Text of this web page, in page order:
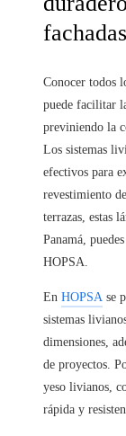
Conocer todos
puede facilitar
previniendo la
Los sistemas
efectivos para
revestimiento
terrazas, estas
Panamá,
HOPSA.
En HOPSA se
sistemas
dimensiones,
de proyectos.
yeso livianos,
rápida y